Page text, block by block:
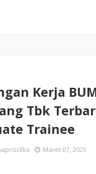
Kerja
Tbk
Trainee
Maret 07, 2025